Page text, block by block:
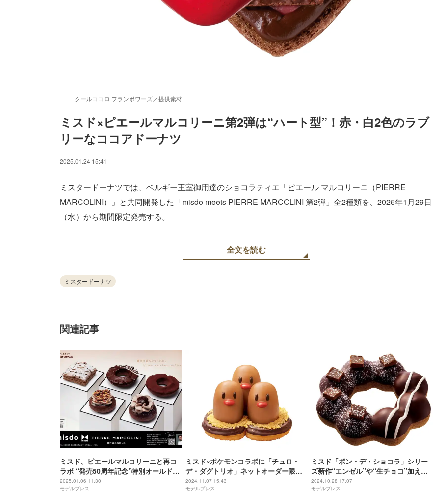
クールココロ フランボワーズ／提供素材
Unmute
ミスド×ピエールマルコリーニ第2弾は“ハート型”！赤・白2色のラブ
リーなココアドーナツ
2025.01.24 15:41
ミスタードーナツでは、ベルギー王室御用達のショコラティエ「ピエール マルコリーニ（PIERRE
MARCOLINI）」と共同開発した「misdo meets PIERRE MARCOLINI 第2弾」全2種類を、2025年1月29日
（水）から期間限定発売する。
全文を読む
ミスタードーナツ
関連記事
ミスド、ピエールマルコリーニと再コ
ラボ “発売50周年記念”特別オールドフ
ァッションなど5種ラインナップ
2025.01.06 11:30
モデルプレス
ミスド×ポケモンコラボに「チュロ・
デ・ダグトリオ」ネットオーダー限定
で登場
2024.11.07 15:43
モデルプレス
ミスド「ポン・デ・ショコラ」シリー
ズ新作“エンゼル”や“生チョコ”加えた5
種のラインアップ
2024.10.28 17:07
モデルプレス